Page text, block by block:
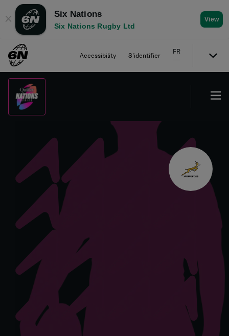
✕
Six Nations
Six Nations Rugby Ltd
View
Accessibility S'identifier
FR